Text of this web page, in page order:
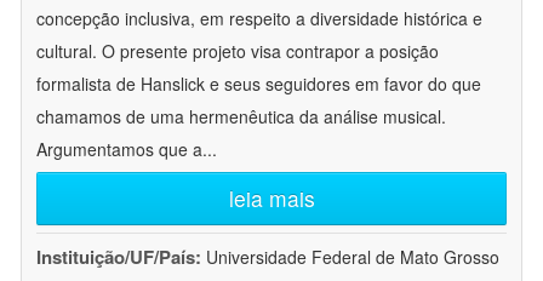
concepção inclusiva, em respeito a diversidade histórica e
cultural. O presente projeto visa contrapor a posição
formalista de Hanslick e seus seguidores em favor do que
chamamos de uma hermenêutica da análise musical.
Argumentamos que a...
leia mais
Instituição/UF/País: Universidade Federal de Mato Grosso